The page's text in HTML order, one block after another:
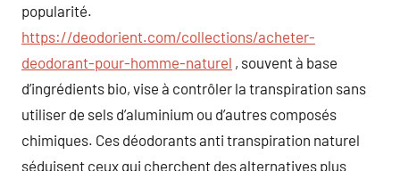
popularité.
https://deodorient.com/collections/acheter-
deodorant-pour-homme-naturel , souvent à base
d’ingrédients bio, vise à contrôler la transpiration sans
utiliser de sels d’aluminium ou d’autres composés
chimiques. Ces déodorants anti transpiration naturel
séduisent ceux qui cherchent des alternatives plus